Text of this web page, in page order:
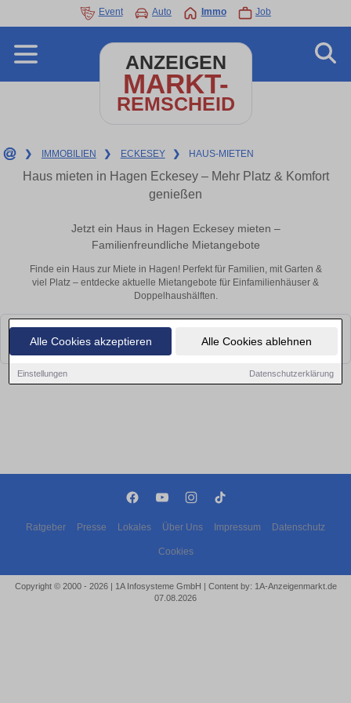
Alle Cookies akzeptieren Alle Cookies ablehnen
Einstellungen Datenschutzerklärung
Event Auto Immo Job
ANZEIGEN
MARKT-
REMSCHEID
❯ IMMOBILIEN ❯ ECKESEY ❯ HAUS-MIETEN
Haus mieten in Hagen Eckesey – Mehr Platz & Komfort
genießen
Jetzt ein Haus in Hagen Eckesey mieten –
Familienfreundliche Mietangebote
Finde ein Haus zur Miete in Hagen! Perfekt für Familien, mit Garten &
viel Platz – entdecke aktuelle Mietangebote für Einfamilienhäuser &
Doppelhaushälften.
Leider konnten wir derzeit keine passenden Objekte finden. Schauen Sie
bald wieder vorbei!
Ratgeber Presse Lokales Über Uns Impressum Datenschutz
Cookies
Copyright © 2000 - 2026 | 1A Infosysteme GmbH | Content by: 1A-Anzeigenmarkt.de
07.08.2026